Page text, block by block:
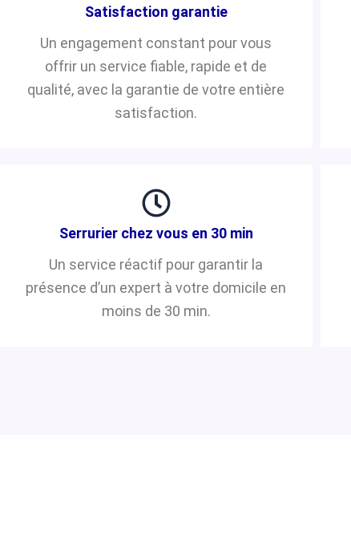
Satisfaction garantie
Un engagement constant pour vous
offrir un service fiable, rapide et de
qualité, avec la garantie de votre entière
satisfaction.
Serrurier chez vous en 30 min
Un service réactif pour garantir la
présence d’un expert à votre domicile en
moins de 30 min.